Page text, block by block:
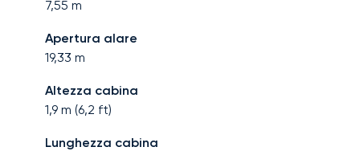
7,55 m
Apertura alare
19,33 m
Altezza cabina
1,9 m (6,2 ft)
Lunghezza cabina